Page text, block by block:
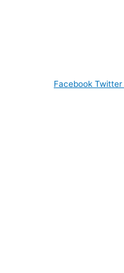
Facebook Twitter